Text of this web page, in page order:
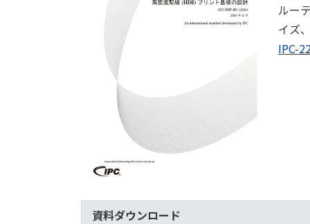
ルー
イズ
IPC-
資料ダウンロード